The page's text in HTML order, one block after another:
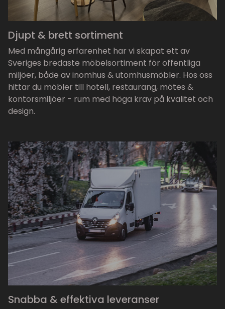
Djupt & brett sortiment
Med mångårig erfarenhet har vi skapat ett av
Sveriges bredaste möbelsortiment för offentliga
miljöer, både av inomhus & utomhusmöbler. Hos oss
hittar du möbler till hotell, restaurang, mötes &
kontorsmiljöer - rum med höga krav på kvalitet och
design.
Snabba & effektiva leveranser